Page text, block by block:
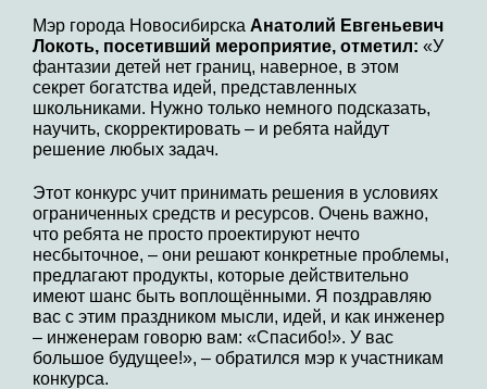
Мэр города Новосибирска Анатолий Евгеньевич
Локоть, посетивший мероприятие, отметил: «У
фантазии детей нет границ, наверное, в этом
секрет богатства идей, представленных
школьниками. Нужно только немного подсказать,
научить, скорректировать – и ребята найдут
решение любых задач.
Этот конкурс учит принимать решения в условиях
ограниченных средств и ресурсов. Очень важно,
что ребята не просто проектируют нечто
несбыточное, – они решают конкретные проблемы,
предлагают продукты, которые действительно
имеют шанс быть воплощёнными. Я поздравляю
вас с этим праздником мысли, идей, и как инженер
– инженерам говорю вам: «Спасибо!». У вас
большое будущее!», – обратился мэр к участникам
конкурса.